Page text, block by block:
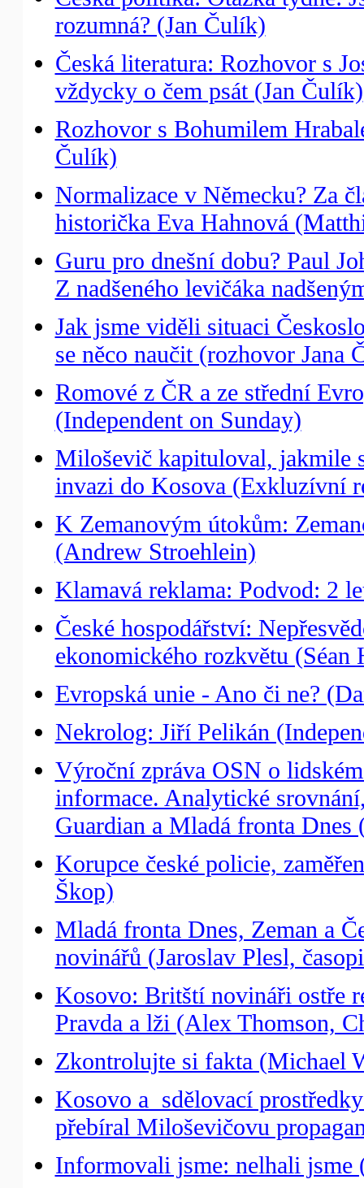
rozumná? (Jan Čulík)
Česká literatura: Rozhovor s
vždycky o čem psát (Jan Čulík)
Rozhovor s Bohumilem
Čulík)
Normalizace v Německu? Za
historička Eva Hahnová
Guru pro dnešní dobu? Paul
Z nadšeného levičáka
Jak jsme viděli situaci
se něco naučit (rozhovor Jana
Romové z ČR a ze střední
(Independent on Sunday)
Miloševič kapituloval, jakmile
invazi do Kosova (Exkluzívní
K Zemanovým útokům:
(Andrew Stroehlein)
Klamavá reklama: Podvod: 2
České hospodářství:
ekonomického rozkvětu (Séan
Evropská unie - Ano či ne?
Nekrolog: Jiří Pelikán
Výroční zpráva OSN o
informace. Analytické
Guardian a Mladá fronta Dnes
Korupce české policie,
Škop)
Mladá fronta Dnes, Zeman a
novinářů (Jaroslav Plesl,
Kosovo: Britští novináři ostře
Pravda a lži (Alex Thomson,
Zkontrolujte si fakta (Michael
Kosovo a sdělovací
přebíral Miloševičovu
Informovali jsme: nelhali jsme